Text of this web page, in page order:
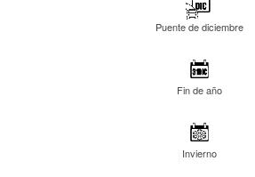
Puente de diciembre
Fin de año
Invierno